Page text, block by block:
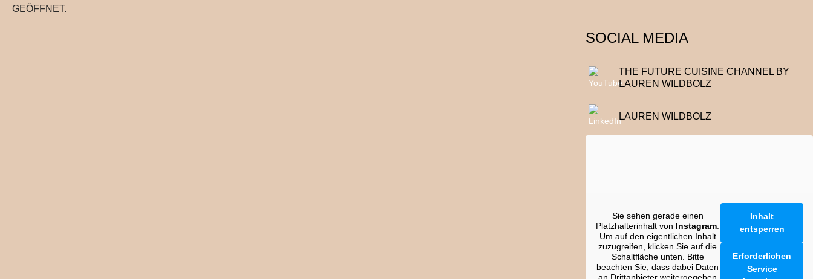
GEÖFFNET.
SOCIAL MEDIA
THE FUTURE CUISINE CHANNEL BY
LAUREN WILDBOLZ
LAUREN WILDBOLZ
Sie sehen gerade einen
Platzhalterinhalt von Instagram
Um auf den eigentlichen Inhalt
zuzugreifen, klicken Sie auf die
Schaltfläche unten. Bitte
beachten Sie, dass dabei Daten
Inhalt
entsperren
Erforderlichen
Service